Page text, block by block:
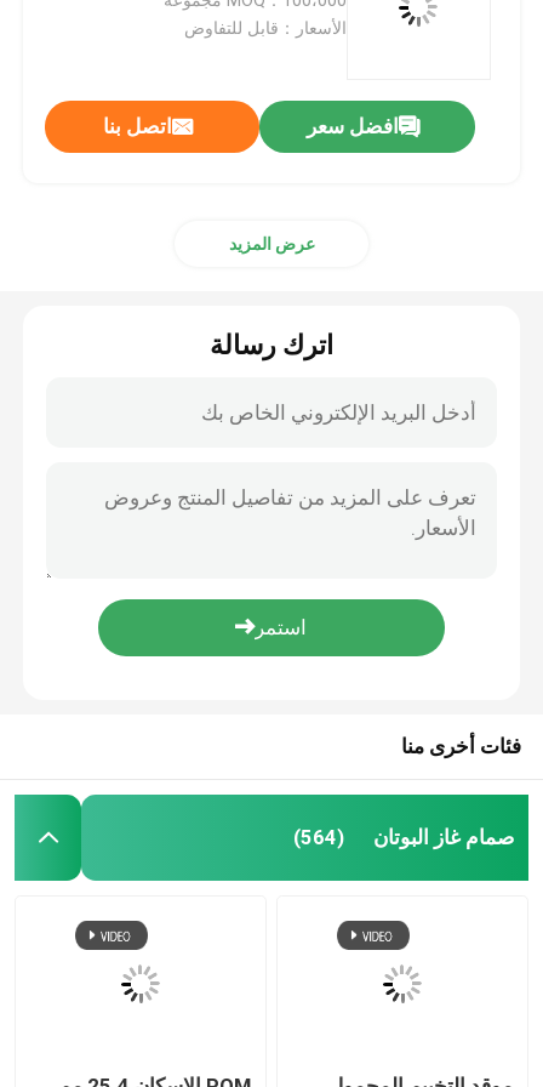
صمام إعادة تعبئة ولاعة الغاز
صمام تنظيف الكربوريتر
صمام المزلق WD 40
صمام رذاذ الجسم المزيل للشم
صمام رش الرغوة للحلاقة
كيس الهباء على الصمام
الأسعار：قابل للتفاوض
افضل سعر اتصل بنا
عرض المزيد
اترك رسالة
فئات أخرى منا
صمام غاز البوتان (564)